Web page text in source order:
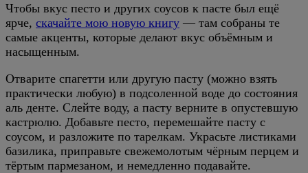
Чтобы вкус песто и других соусов к пасте был ещё
ярче, скачайте мою новую книгу — там собраны те
самые акценты, которые делают вкус объёмным и
насыщенным.
Отварите спагетти или другую пасту (можно взять
практически любую) в подсоленной воде до состояния
аль денте. Слейте воду, а пасту верните в опустевшую
кастрюлю. Добавьте песто, перемешайте пасту с
соусом, и разложите по тарелкам. Украсьте листиками
базилика, приправьте свежемолотым чёрным перцем и
тёртым пармезаном, и немедленно подавайте.